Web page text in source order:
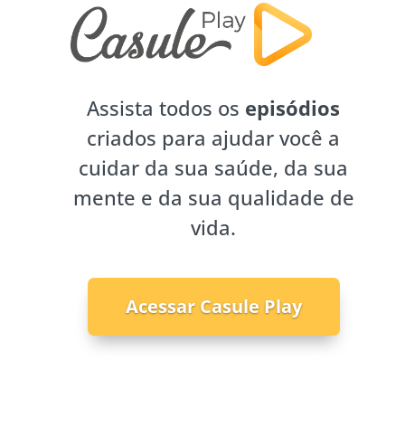
Assista todos os episódios
criados para ajudar você a
cuidar da sua saúde, da sua
mente e da sua qualidade de
vida.
Acessar Casule Play